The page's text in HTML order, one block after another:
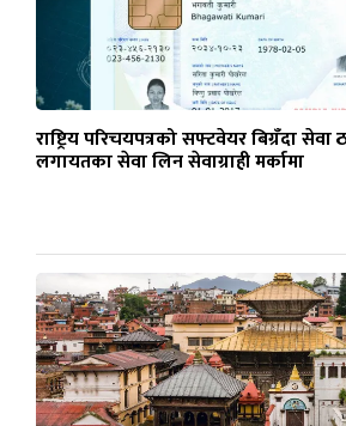
राष्ट्रिय परिचयपत्रको सफ्टवेयर बिग्रँदा सेवा
लगायतका सेवा लिन सेवाग्राही मर्कामा